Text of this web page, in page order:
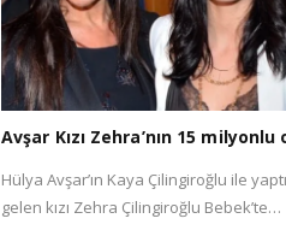
Avşar Kızı Zehra’nın 15 milyonlu
Hülya Avşar’ın Kaya Çilingiroğlu ile
gelen kızı Zehra Çilingiroğlu Bebek’te…